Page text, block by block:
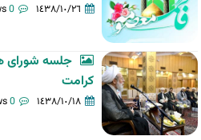
١٤٣٨/١٠/٢٦ 0 comments
جلسه شورای
کرامت
١٤٣٨/١٠/١٨ 0 comments